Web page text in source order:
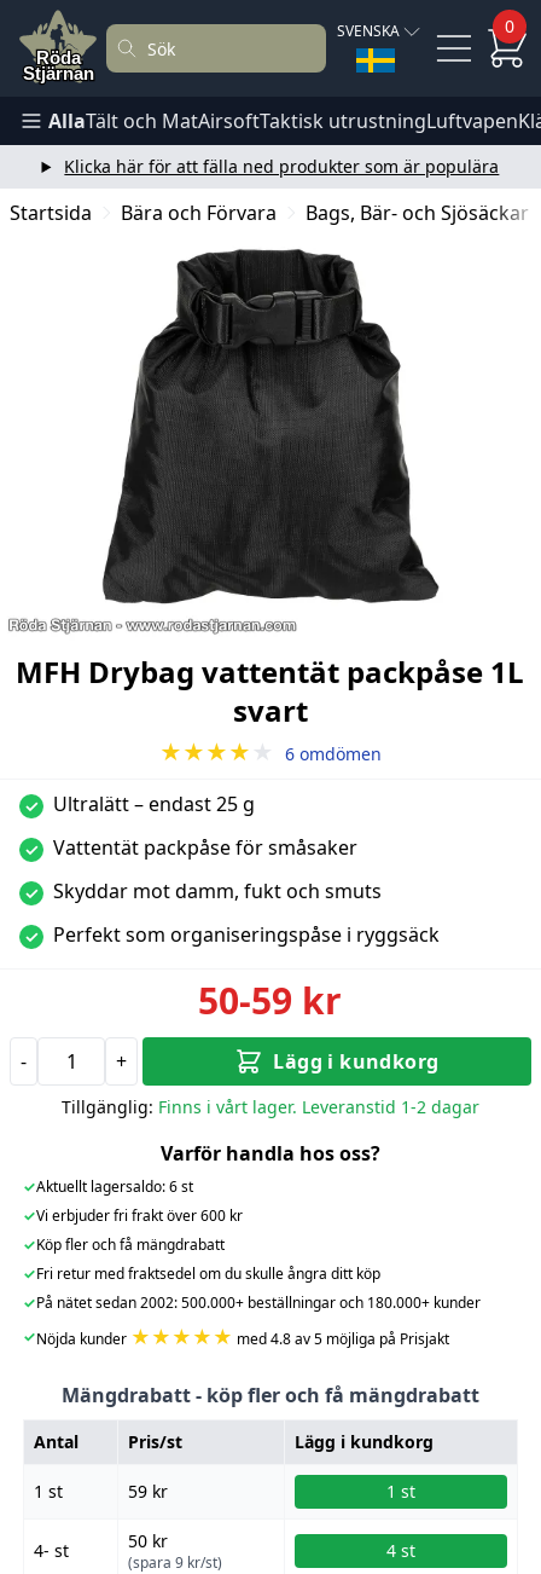
SVENSKA 0
AllaTält och MatAirsoftTaktisk utrustningLuftvapen
Klicka här för att fälla ned produkter som är populära
Startsida Bära och Förvara Bags, Bär- och Sjösäckar
MFH Drybag vattentät packpåse 1L
svart
★★★★ ★ 6 omdömen
✓ Ultralätt – endast 25 g
✓ Vattentät packpåse för småsaker
✓ Skyddar mot damm, fukt och smuts
✓ Perfekt som organiseringspåse i ryggsäck
50-59 kr
- + Lägg i kundkorg
Tillgänglig: Finns i vårt lager. Leveranstid 1-2 dagar
Varför handla hos oss?
✓Aktuellt lagersaldo: 6 st
✓Vi erbjuder fri frakt över 600 kr
✓Köp fler och få mängdrabatt
✓Fri retur med fraktsedel om du skulle ångra ditt köp
✓På nätet sedan 2002: 500.000+ beställningar och 180.000+ kunder
✓Nöjda kunder ★★★★★ med 4.8 av 5 möjliga på Prisjakt
Mängdrabatt - köp fler och få mängdrabatt
Antal Pris/st Lägg i kundkorg
1 st 59 kr 1 st
4- st 50 kr
(spara 9 kr/st)
4 st